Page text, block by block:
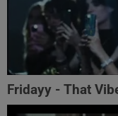
Fridayy - That